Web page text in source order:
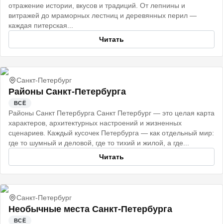
отражение истории, вкусов и традиций. От лепнины и
витражей до мраморных лестниц и деревянных перил —
каждая питерская...
Читать
Санкт-Петербург
Районы Санкт-Петербурга
ВСЁ
Районы Санкт Петербурга Санкт Петербург — это целая карта
характеров, архитектурных настроений и жизненных
сценариев. Каждый кусочек Петербурга — как отдельный мир:
где то шумный и деловой, где то тихий и жилой, а где...
Читать
Санкт-Петербург
Необычные места Санкт-Петербурга
ВСЁ